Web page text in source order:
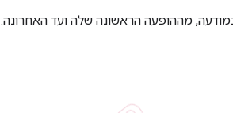
מההופעה הראשונה שלה ועד האחרונה.